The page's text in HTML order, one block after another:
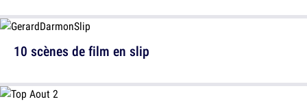
10 scènes de film en slip